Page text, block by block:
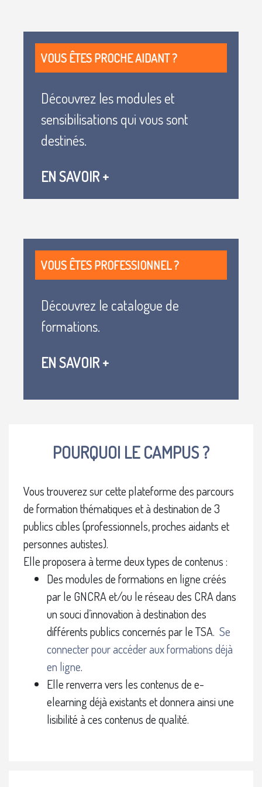
VOUS ÊTES PROCHE AIDANT ?
Découvrez les modules et
sensibilisations qui vous sont
destinés.
EN SAVOIR +
VOUS ÊTES PROFESSIONNEL ?
Découvrez le catalogue de
formations.
EN SAVOIR +
POURQUOI LE CAMPUS ?
Vous trouverez sur cette plateforme des parcours
de formation thématiques et à destination de 3
publics cibles (professionnels, proches aidants et
personnes autistes).
Elle proposera à terme deux types de contenus :
Des modules de formations en ligne créés
par le GNCRA et/ou le réseau des CRA dans
un souci d’innovation à destination des
différents publics concernés par le TSA. Se
connecter pour accéder aux formations déjà
en ligne.
Elle renverra vers les contenus de e-
elearning déjà existants et donnera ainsi une
lisibilité à ces contenus de qualité.